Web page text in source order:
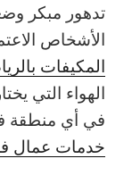
تدهور مبكر
الأشخاص
المكيفات
الهواء التي
في أي منطقة
خدمات عمال